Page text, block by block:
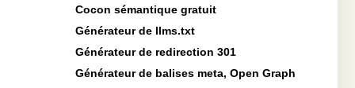
Cocon sémantique gratuit
Générateur de llms.txt
Générateur de redirection 301
Générateur de balises meta, Open Graph